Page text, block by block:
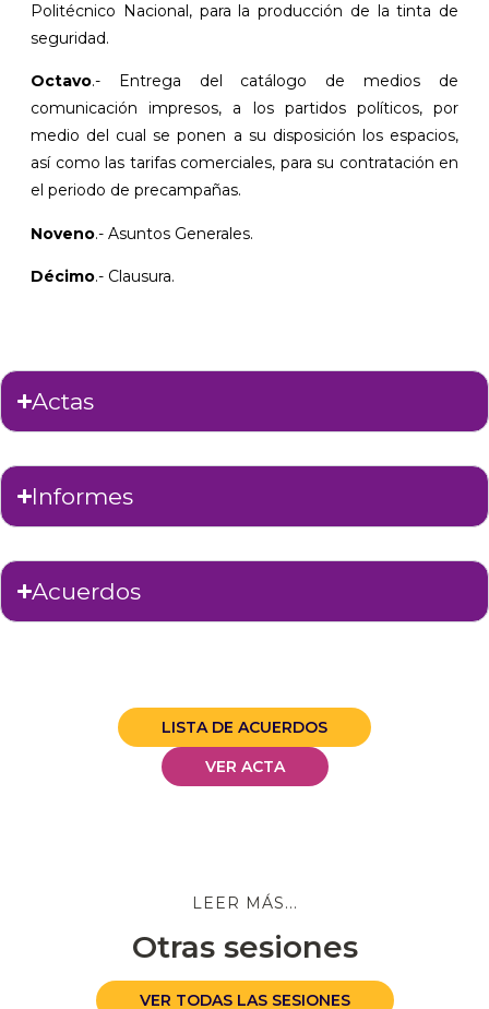
Politécnico Nacional, para la producción de la tinta de
seguridad.
Octavo.- Entrega del catálogo de medios de
comunicación impresos, a los partidos políticos, por
medio del cual se ponen a su disposición los espacios,
así como las tarifas comerciales, para su contratación en
el periodo de precampañas.
Noveno.- Asuntos Generales.
Décimo.- Clausura.
Actas
Informes
Acuerdos
LISTA DE ACUERDOS
VER ACTA
LEER MÁS...
Otras sesiones
VER TODAS LAS SESIONES